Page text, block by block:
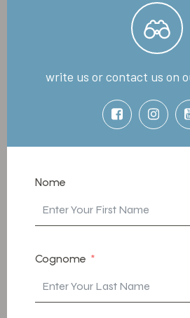
write us or contact us on
Nome
Cognome